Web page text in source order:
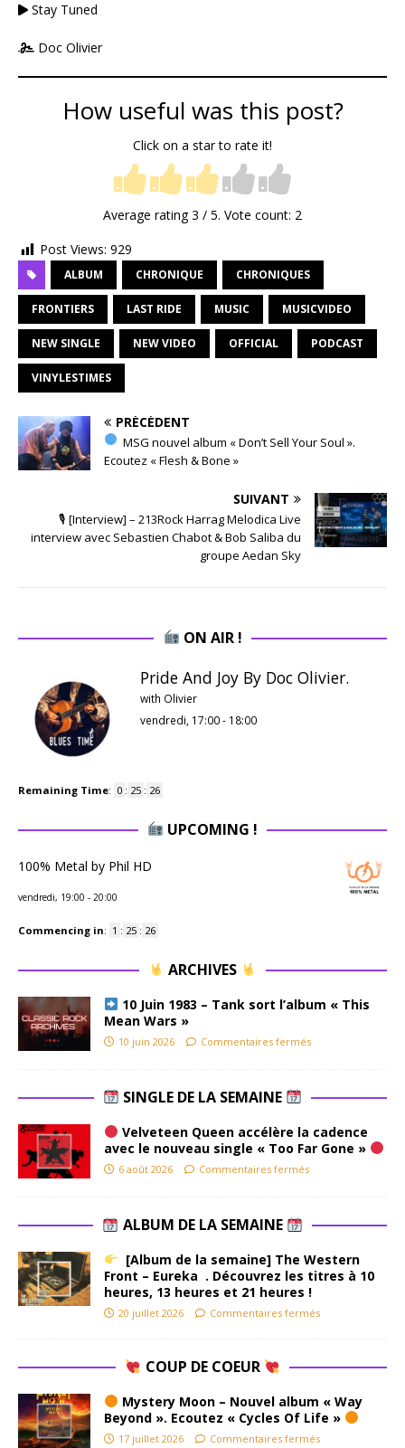
Stay Tuned
Doc Olivier
How useful was this post?
Click on a star to rate it!
Average rating3 / 5. Vote count: 2
Post Views: 929
ALBUM CHRONIQUE CHRONIQUES
FRONTIERS LAST RIDE MUSIC MUSICVIDEO
NEW SINGLE NEW VIDEO OFFICIAL PODCAST
VINYLESTIMES
PRÉCÉDENT
MSG nouvel album « Don’t Sell Your Soul ».
Ecoutez « Flesh & Bone »
SUIVANT
🎙 [Interview] – 213Rock Harrag Melodica Live
interview avec Sebastien Chabot & Bob Saliba du
groupe Aedan Sky
ON AIR !
Pride And Joy By Doc Olivier.
with Olivier
vendredi, 17:00- 18:00
Remaining Time: 0 : 25 : 25
UPCOMING !
100% Metal by Phil HD
vendredi, 19:00 - 20:00
Commencing in: 1 : 25 : 25
ARCHIVES
10 Juin 1983 – Tank sort l’album « This
Mean Wars »
10 juin 2026 Commentaires fermés
SINGLE DE LA SEMAINE
Velveteen Queen accélère la cadence
avec le nouveau single « Too Far Gone »
6 août 2026 Commentaires fermés
ALBUM DE LA SEMAINE
[Album de la semaine] The Western
Front – Eureka . Découvrez les titres à 10
heures, 13 heures et 21 heures !
20 juillet 2026 Commentaires fermés
COUP DE COEUR
Mystery Moon – Nouvel album « Way
Beyond ». Ecoutez « Cycles Of Life »
17 juillet 2026 Commentaires fermés